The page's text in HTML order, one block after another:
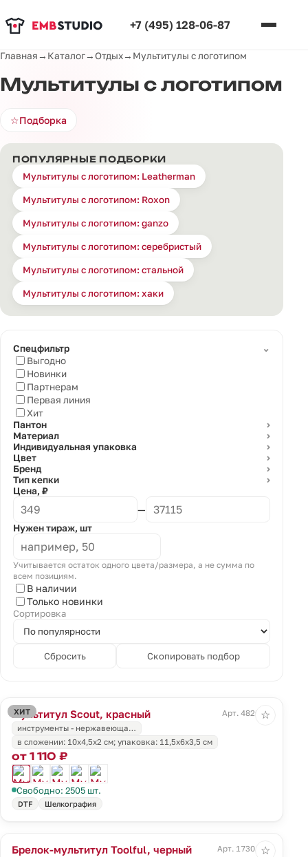
+7 (495) 128-06-87
Главная→ Каталог→Отдых→ Мультитулы с логотипом
Мультитулы с логотипом
☆Подборка
ПОПУЛЯРНЫЕ ПОДБОРКИ
Мультитулы с логотипом: Leatherman
Мультитулы с логотипом: Roxon
Мультитулы с логотипом: ganzo
Мультитулы с логотипом: серебристый
Мультитулы с логотипом: стальной
Мультитулы с логотипом: хаки
Спецфильтр
⌄
Выгодно
Новинки
Партнерам
Первая линия
Хит
Пантон
⌄
Материал ⌄
Индивидуальная упаковка ⌄
Цвет ⌄
Бренд ⌄
Тип кепки ⌄
Цена, ₽
—
Нужен тираж, шт
Учитывается остаток одного цвета/размера, а не сумма по
всем позициям.
В наличии
Только новинки
Сортировка
Сбросить Скопировать подбор
ХИТ
Мультитул Scout, красный
Арт. 4820.50
инструменты - нержавеюща…
в сложении: 10х4,5х2 см; упаковка: 11,5х6х3,5 см
от 1 110 ₽
Свободно: 2505 шт.
DTF Шелкография
☆
Брелок-мультитул Toolful, черный
Арт. 17301.30
☆